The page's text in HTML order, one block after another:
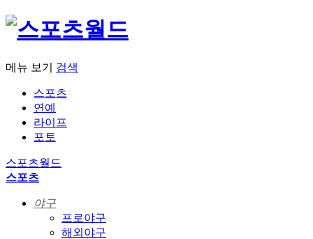
메뉴 보기 검색
스포츠
연예
라이프
포토
스포츠월드
스포츠
야구
프로야구
해외야구